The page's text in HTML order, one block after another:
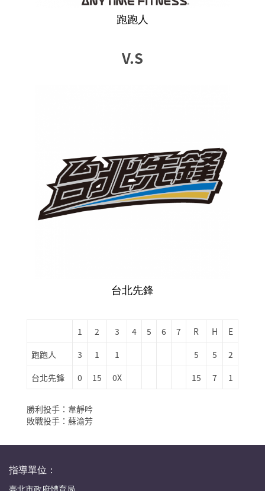
跑跑人
V.S
台北先鋒
1 2 3 4 5 6 7 R H
E
跑跑人
3 1 1 5 5
2
台北先鋒
0 15 0X 15 7 1
勝利投手：韋靜吟
敗戰投手：蘇渝芳
指導單位：